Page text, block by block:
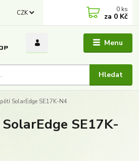
Menu
CZK
Hledat
0 ks
za 0 Kč
SolarEdge SE17K-N4
SE17K-